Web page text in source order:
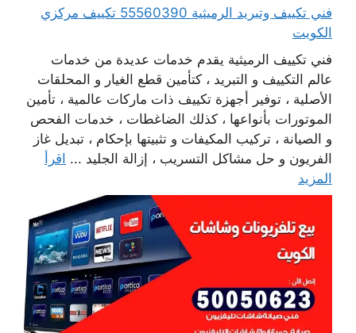
فني تكييف وتبريد الرميثية 55560390 تكييف مركزي
الكويت
فني تكييف الرميثية يقدم خدمات عديدة من خدمات
عالم التكييف و التبريد ، كتأمين قطع الغيار و المحلقات
الأصلية ، توفير أجهزة تكييف ذات ماركات عالمية ، تأمين
الموتورات بأنواعها ، كذلك الضاغطات ، خدمات الفحص
و الصيانة ، تركيب المكيفات و تثبيتها بإحكام ، تبديل غاز
الفريون و حل مشاكل التسريب ، إزالة الجليد ... اقرأ
المزيد